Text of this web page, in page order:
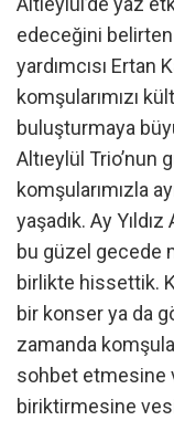
edeceğini belirten
yardımcısı Ertan
komşularımızı
buluşturmaya
Altıeylül
komşularımızla
yaşadık. Ay
bu güzel gecede
birlikte hissettik.
bir konser ya da
zamanda
sohbet etmesine
biriktirmesine